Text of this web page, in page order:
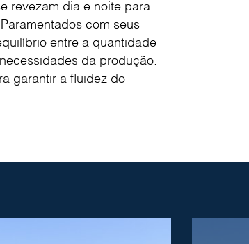
revezam dia e noite para
com seus
entre a quantidade
da produção.
garantir a fluidez do